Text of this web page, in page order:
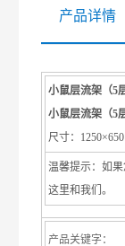
产品详情
小鼠层流架（5
小鼠层流架（5
尺寸：
温馨提示：如
这里和我们。
产品关键字：